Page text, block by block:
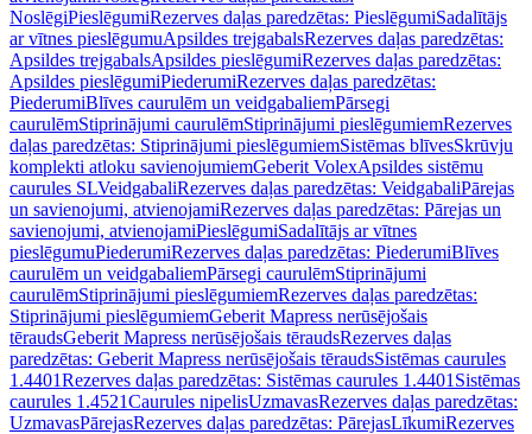
NoslēgiPieslēgumiRezerves daļas paredzētas: PieslēgumiSadalītājs
ar vītnes pieslēgumuApsildes trejgabalsRezerves daļas paredzētas:
Apsildes trejgabalsApsildes pieslēgumiRezerves daļas paredzētas:
Apsildes pieslēgumiPiederumiRezerves daļas paredzētas:
PiederumiBlīves caurulēm un veidgabaliemPārsegi
caurulēmStiprinājumi caurulēmStiprinājumi pieslēgumiemRezerves
daļas paredzētas: Stiprinājumi pieslēgumiemSistēmas blīvesSkrūvju
komplekti atloku savienojumiemGeberit VolexApsildes sistēmu
caurules SLVeidgabaliRezerves daļas paredzētas: VeidgabaliPārejas
un savienojumi, atvienojamiRezerves daļas paredzētas: Pārejas un
savienojumi, atvienojamiPieslēgumiSadalītājs ar vītnes
pieslēgumuPiederumiRezerves daļas paredzētas: PiederumiBlīves
caurulēm un veidgabaliemPārsegi caurulēmStiprinājumi
caurulēmStiprinājumi pieslēgumiemRezerves daļas paredzētas:
Stiprinājumi pieslēgumiemGeberit Mapress nerūsējošais
tēraudsGeberit Mapress nerūsējošais tēraudsRezerves daļas
paredzētas: Geberit Mapress nerūsējošais tēraudsSistēmas caurules
1.4401Rezerves daļas paredzētas: Sistēmas caurules 1.4401 Sistēmas
caurules 1.4521Caurules nipelisUzmavasRezerves daļas paredzētas:
UzmavasPārejasRezerves daļas paredzētas: PārejasLīkumiRezerves